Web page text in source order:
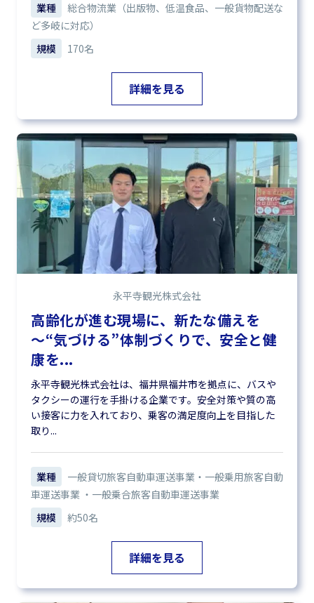
業種
総合物流業（出版物、低温食品、一般貨物配送な
ど多岐に対応）
規模
170名
詳細を見る
永平寺観光株式会社
高齢化が進む現場に、新たな備えを
〜“気づける”体制づくりで、安全と健
康を...
永平寺観光株式会社は、福井県福井市を拠点に、バスや
タクシーの運行を手掛ける企業です。安全対策や質の高
い接客に力を入れており、乗客の満足度向上を目指した
取り...
業種
一般貸切旅客自動車運送事業・一般乗用旅客自動
車運送事業 ・一般乗合旅客自動車運送事業
規模
約50名
詳細を見る